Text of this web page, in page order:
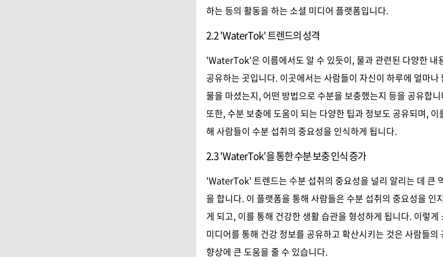
하는 등의 활동을 하는 소셜 미디어 플랫폼입니다.
2.2 'WaterTok'트렌드의 성격
'WaterTok'은 이름에서도 알 수 있듯이, 물과 관련된 다양한 내
공유하는 곳입니다. 이곳에서는 사람들이 자신이 하루에 얼마나
물을 마셨는지, 어떤 방법으로 수분을 보충했는지 등을 공유합
또한, 수분 보충에 도움이 되는 다양한 팁과 정보도 공유되며, 이
해 사람들이 수분 섭취의 중요성을 인식하게 됩니다.
2.3 'WaterTok'을 통한 수분 보충 인식 증가
'WaterTok' 트렌드는 수분 섭취의 중요성을 널리 알리는 데 큰
을 합니다. 이 플랫폼을 통해 사람들은 수분 섭취의 중요성을 인
게 되고, 이를 통해 건강한 생활 습관을 형성하게 됩니다. 이렇게
미디어를 통해 건강 정보를 공유하고 확산시키는 것은 사람들의
향상에 큰 도움을 줄 수 있습니다.